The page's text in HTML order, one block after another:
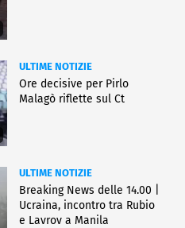
ULTIME NOTIZIE
Ore decisive per Pirlo
Malagò riflette sul Ct
ULTIME NOTIZIE
Breaking News delle 14.00 |
Ucraina, incontro tra Rubio
e Lavrov a Manila